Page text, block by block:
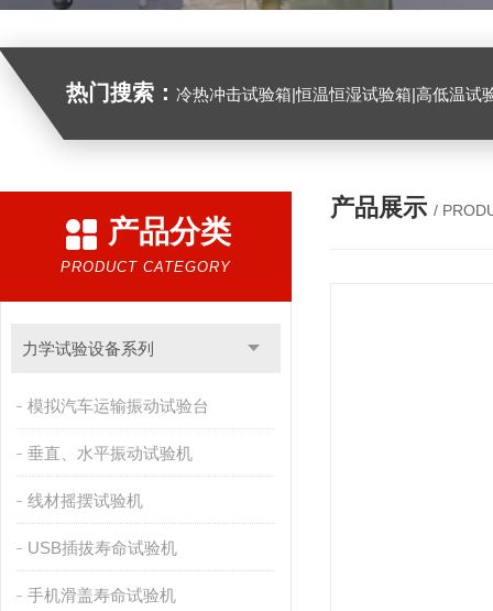
热门搜索： 冷热冲击试验箱|恒温恒湿试验箱|高低温试验箱|高低温交变试验箱|盐雾机|紫外线试验机|淋雨试验箱|臭氧试验箱|振动试
产品分类
PRODUCT CATEGORY
力学试验设备系列
模拟汽车运输振动试验台
垂直、水平振动试验机
线材摇摆试验机
USB插拔寿命试验机
手机滑盖寿命试验机
产品展示 /